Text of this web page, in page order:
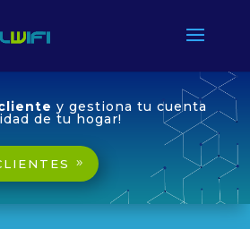
y gestiona tu cuenta
de tu hogar!